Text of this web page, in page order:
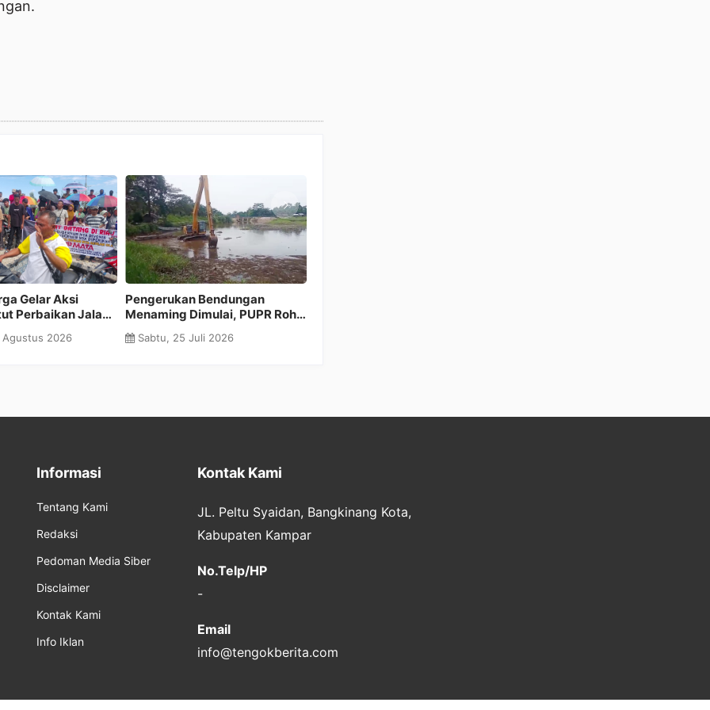
Jelang Pelantikan Raja Huta
Tambusai Timur, Tokoh Adat
Minta LKA Tambusai Tinjau
Kembali Calon yang Akan
Rabu, 22 Juli 2026
Menembus Batas
Keterbatasan: Langkah Berani
demi RSUD dan MPP Rokan
Sabtu, 18 Juli 2026
Informasi
Tentang Kami
Redaksi
Pedoman Media Siber
Disclaimer
Kontak Kami
Info Iklan
Kontak Kami
JL. Peltu Syaidan, Bangkinang Kota,
Kabupaten Kampar
No.Telp/HP
-
Email
info@tengokberita.com